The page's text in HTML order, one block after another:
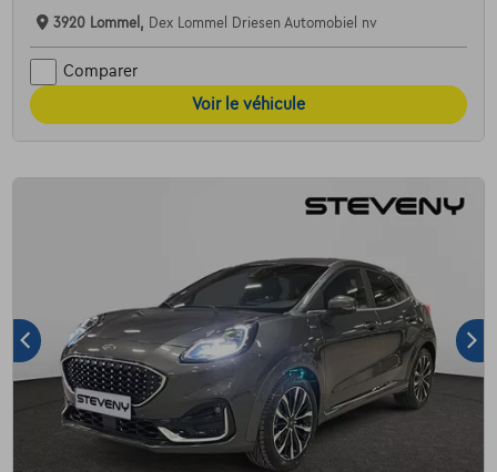
3920 Lommel, Dex Lommel Driesen Automobiel nv
Comparer
Voir le véhicule